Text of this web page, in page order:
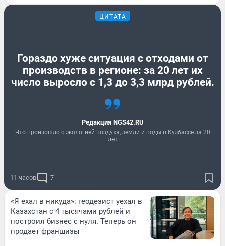
ЦИТАТА
Гораздо хуже ситуация с отходами от
производств в регионе: за 20 лет их
число выросло с 1,3 до 3,3 млрд рублей.
Редакция NGS42.RU
Что произошло с экологией воздуха, земли и воды в Кузбассе за 20
лет
11 часов 7
«Я ехал в никуда»: геодезист уехал в
Казахстан с 4 тысячами рублей и
построил бизнес с нуля. Теперь он
продает франшизы